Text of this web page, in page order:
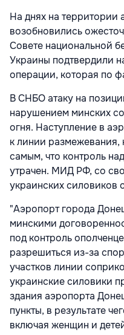
На днях на территории
возобновились
Совете национальной
Украины подтвердили
операции, которая по
В СНБО атаку на
нарушением минских
огня. Наступление в
к линии размежевания,
самым, что контроль
утрачен. МИД РФ, со
украинских силовиков
"Аэропорт города
минскими
под контроль
разрешиться из-за
участков линии
украинские силовики
здания аэропорта
пункты, в результате
включая женщин и